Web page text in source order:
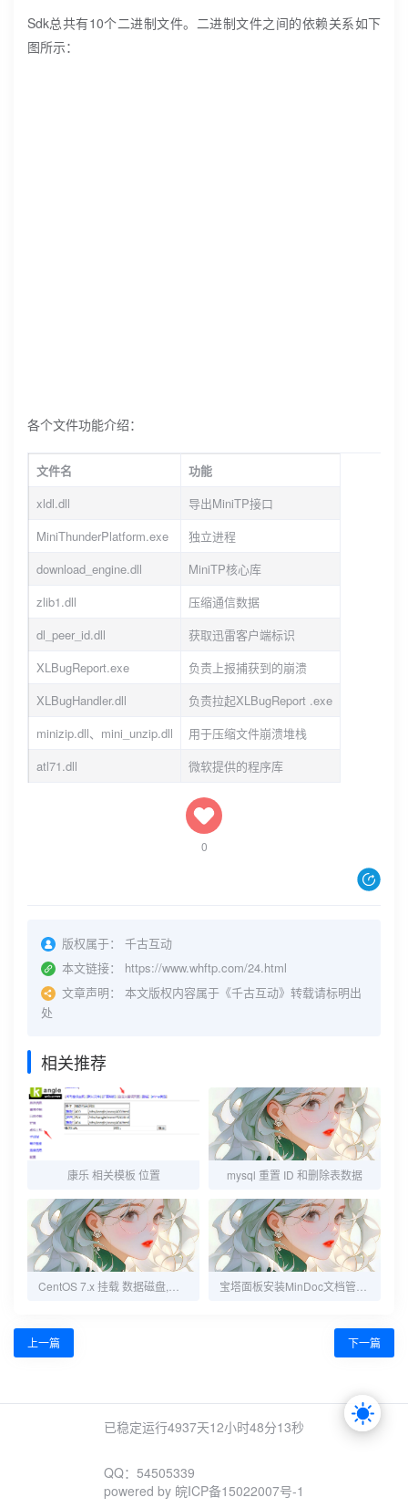
Sdk总共有10个二进制文件。二进制文件之间的依赖关系如下
图所示：
各个文件功能介绍：
文件名
功能
xldl.dll
导出MiniTP接口
MiniThunderPlatform.exe
独立进程
download_engine.dll
MiniTP核心库
zlib1.dll
压缩通信数据
dl_peer_id.dll
获取迅雷客户端标识
XLBugReport.exe
负责上报捕获到的崩溃
XLBugHandler.dll
负责拉起XLBugReport .exe
minizip.dll、mini_unzip.dll
用于压缩文件崩溃堆栈
atl71.dll
微软提供的程序库
0
版权属于：
千古互动
本文链接：
https://www.whftp.com/24.html
文章声明：
本文版权内容属于《千古互动》转载请标明出
处
相关推荐
康乐 相关模板 位置 mysql 重置 ID 和删除表数据
上一篇 下一篇
已稳定运行4937天12小时48分13秒
QQ：54505339
powered by 皖ICP备15022007号-1